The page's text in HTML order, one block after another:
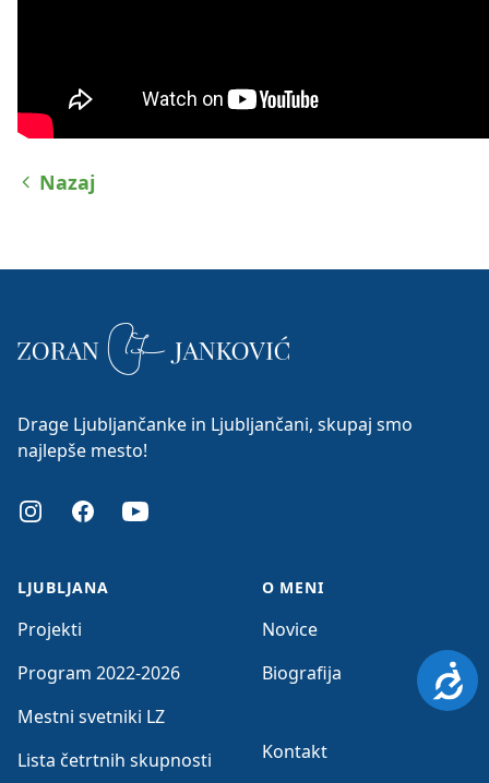
Nazaj
Drage Ljubljančanke in Ljubljančani, skupaj smo
najlepše mesto!
InstagramFacebookYoutube
LJUBLJANA
Projekti
Program 2022-2026
Mestni svetniki LZ
Lista četrtnih skupnosti
O MENI
Novice
Biografija
Kontakt